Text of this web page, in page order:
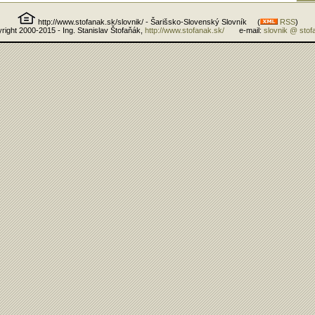
http://www.stofanak.sk/slovnik/ - Šarišsko-Slovenský Slovník ( RSS)
2000-2015 - Ing. Stanislav Štofaňák,
http://www.stofanak.sk/e-mail: slovnik @